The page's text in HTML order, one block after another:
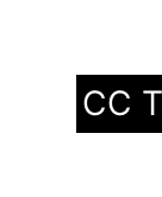
CC